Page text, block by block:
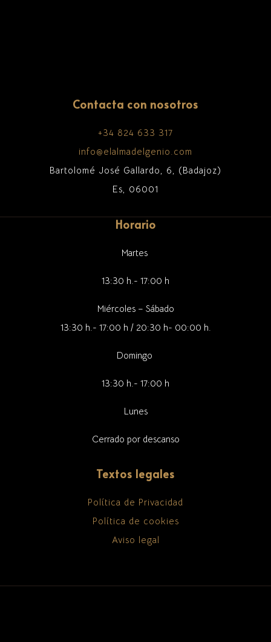
Contacta con nosotros
+34 824 633 317
info@elalmadelgenio.com
Bartolomé José Gallardo, 6, (Badajoz)
Es, 06001
Horario
Martes
13:30 h.- 17:00 h
Miércoles – Sábado
13:30 h.- 17:00 h / 20:30 h- 00:00 h.
Domingo
13:30 h.- 17:00 h
Lunes
Cerrado por descanso
Textos legales
Política de Privacidad
Política de cookies
Aviso legal